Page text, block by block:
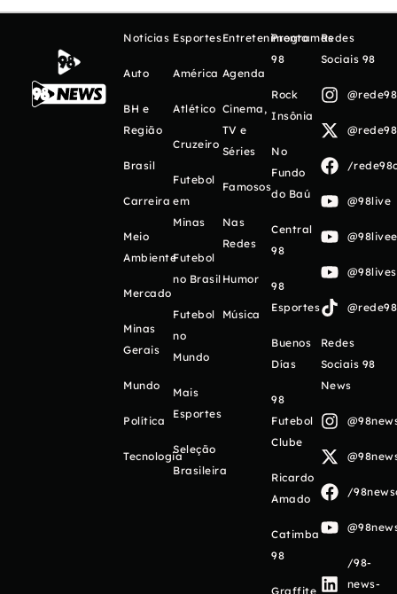
Notícias
Auto
BH e
Região
Brasil
Carreira
Meio
Ambiente
Mercado
Minas
Gerais
Mundo
Política
Tecnologia
Esportes
América
Atlético
Cruzeiro
Futebol
em
Minas
Futebol
no Brasil
Futebol
no
Mundo
Mais
Esportes
Seleção
Brasileira
Entretenimento
Agenda
Cinema,
TV e
Séries
Famosos
Nas
Redes
Humor
Música
Programas
98
Rock
Insônia
No
Fundo
do Baú
Central
98
98
Esportes
Buenos
Días
98
Futebol
Clube
Ricardo
Amado
Catimba
98
Graffite
Redes
Sociais 98
/
@98live
Redes
Sociais 98
News
/
/98-
news-